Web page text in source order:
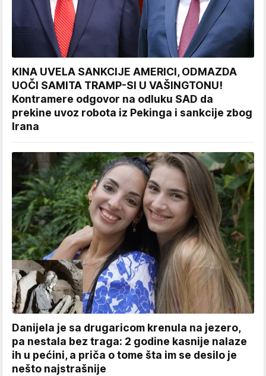
KINA UVELA SANKCIJE AMERICI, ODMAZDA
UOČI SAMITA TRAMP-SI U VAŠINGTONU!
Kontramere odgovor na odluku SAD da
prekine uvoz robota iz Pekinga i sankcije zbog
Irana
Danijela je sa drugaricom krenula na jezero,
pa nestala bez traga: 2 godine kasnije nalaze
ih u pećini, a priča o tome šta im se desilo je
nešto najstrašnije